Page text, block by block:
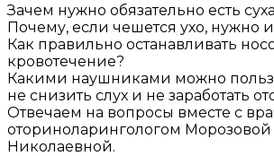
Зачем нужно обязательно есть
Почему, если чешется ухо, нужно
Как правильно останавливать
кровотечение?
Какими наушниками можно
не снизить слух и не заработать
Отвечаем на вопросы вместе с
оториноларингологом
Николаевной.